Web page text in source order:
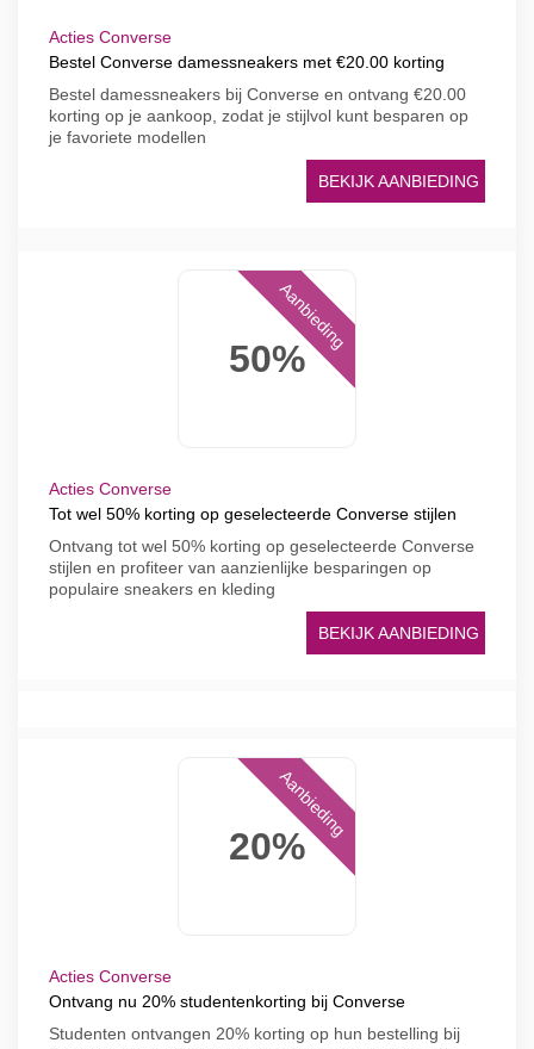
Acties Converse
Bestel Converse damessneakers met €20.00 korting
Bestel damessneakers bij Converse en ontvang €20.00
korting op je aankoop, zodat je stijlvol kunt besparen op
je favoriete modellen
BEKIJK AANBIEDING
50%
Aanbieding
Acties Converse
Tot wel 50% korting op geselecteerde Converse stijlen
Ontvang tot wel 50% korting op geselecteerde Converse
stijlen en profiteer van aanzienlijke besparingen op
populaire sneakers en kleding
BEKIJK AANBIEDING
20%
Aanbieding
Acties Converse
Ontvang nu 20% studentenkorting bij Converse
Studenten ontvangen 20% korting op hun bestelling bij